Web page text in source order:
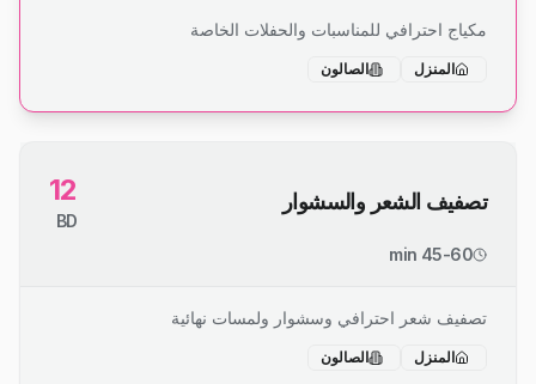
مكياج احترافي للمناسبات والحفلات الخاصة
المنزل الصالون
تصفيف الشعر والسشوار 12
BD
45-60 min
تصفيف شعر احترافي وسشوار ولمسات نهائية
المنزل الصالون